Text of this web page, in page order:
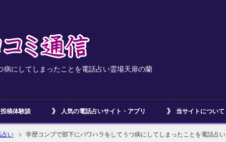
にしてしまったことを電話占い霊場天扉の蘭
投稿体験談 人気の電話占いサイト・アプリ 当サイトについて
占い 学歴コンプで部下にパワハラをしてうつ病にしてしまったことを電話占